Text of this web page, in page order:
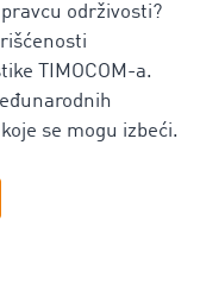
održivosti?
TIMOCOM-a.
se mogu izbeći.